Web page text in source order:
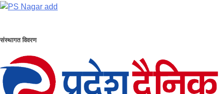
संस्थागत विवरण